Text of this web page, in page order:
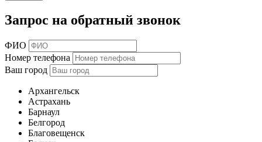
Запрос на обратный звонок
ФИО
Номер телефона
Ваш город
Архангельск
Астрахань
Барнаул
Белгород
Благовещенск